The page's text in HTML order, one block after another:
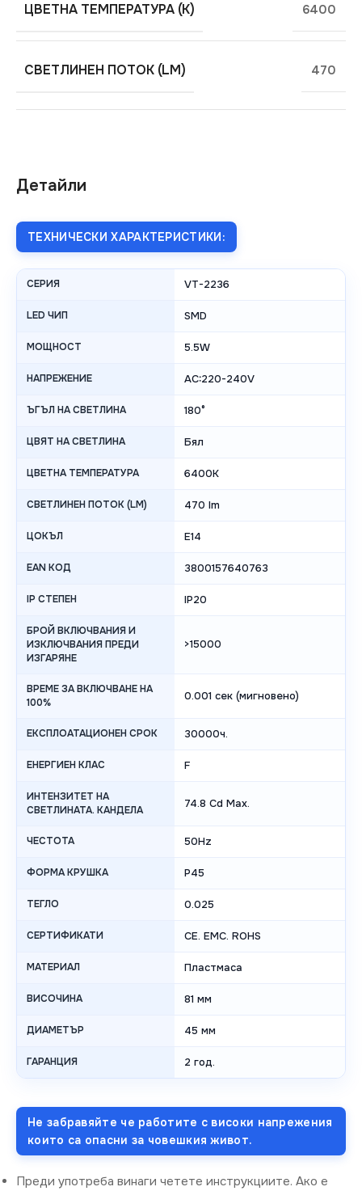
Детайли
ТЕХНИЧЕСКИ ХАРАКТЕРИСТИКИ:
СЕРИЯ VT-2236
LED ЧИП SMD
МОЩНОСТ 5.5W
НАПРЕЖЕНИЕ AC:220-240V
ЪГЪЛ НА СВЕТЛИНА 180°
ЦВЯТ НА СВЕТЛИНА Бял
ЦВЕТНА ТЕМПЕРАТУРА 6400K
СВЕТЛИНЕН ПОТОК (LM) 470 lm
ЦОКЪЛ E14
EAN КОД 3800157640763
IP СТЕПЕН IP20
БРОЙ ВКЛЮЧВАНИЯ И
ИЗКЛЮЧВАНИЯ ПРЕДИ
ИЗГАРЯНЕ
>15000
ВРЕМЕ ЗА ВКЛЮЧВАНЕ НА
100%
0.001 сек (мигновено)
ЕКСПЛОАТАЦИОНЕН СРОК 30000ч.
ЕНЕРГИЕН КЛАС F
ИНТЕНЗИТЕТ НА
СВЕТЛИНАТА. КАНДЕЛА
74.8 Cd Max.
ЧЕСТОТА 50Hz
ФОРМА КРУШКА P45
ТЕГЛО 0.025
СЕРТИФИКАТИ CE. EMC. ROHS
МАТЕРИАЛ Пластмаса
ВИСОЧИНА 81 мм
ДИАМЕТЪР 45 мм
ГАРАНЦИЯ 2 год.
Не забравяйте че работите с високи напрежения
които са опасни за човешкия живот.
Преди употреба винаги четете инструкциите. Ако е
ЦВЕТНА ТЕМПЕРАТУРА (K) 6400
СВЕТЛИНЕН ПОТОК (LM) 470